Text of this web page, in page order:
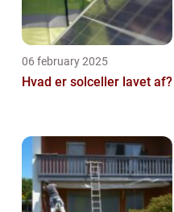
06 february 2025
Hvad er solceller lavet af?